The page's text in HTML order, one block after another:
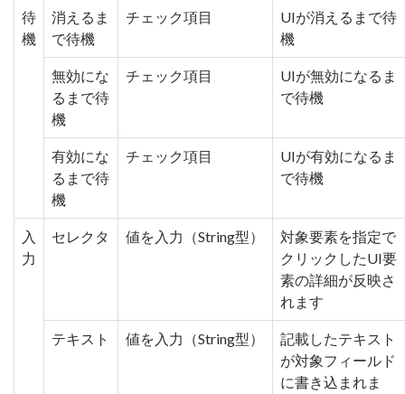
待
機
消えるま
で待機
チェック項目
UIが消えるまで待
機
無効にな
るまで待
機
チェック項目
UIが無効になるま
で待機
有効にな
るまで待
機
チェック項目
UIが有効になるま
で待機
入
力
セレクタ 値を入力（String型）
対象要素を指定で
クリックしたUI要
素の詳細が反映さ
れます
テキスト 値を入力（String型）
記載したテキスト
が対象フィールド
に書き込まれま